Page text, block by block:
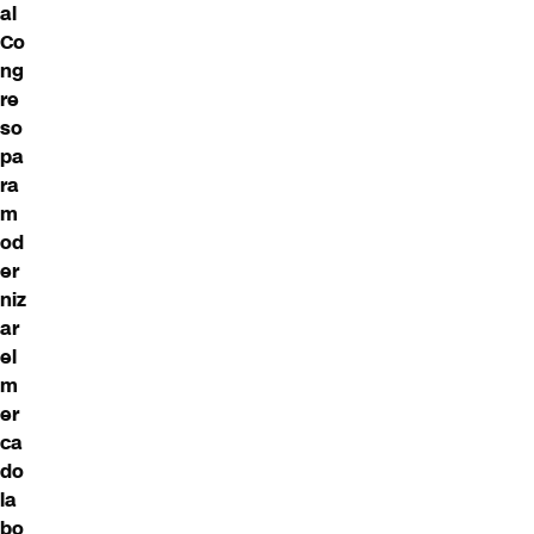
al
Co
ng
re
so
pa
ra
m
od
er
niz
ar
el
m
er
ca
do
la
bo